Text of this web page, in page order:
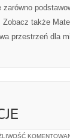
także
przestrzeń dla